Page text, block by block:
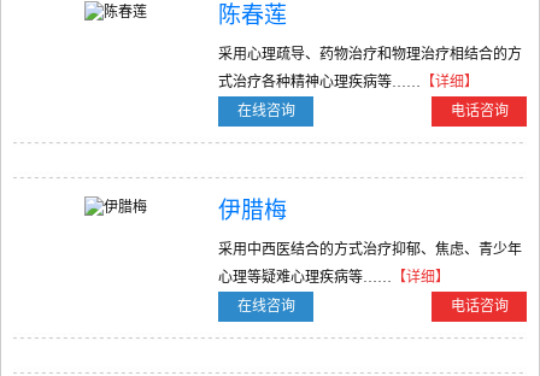
陈春莲
采用心理疏导、药物治疗和物理治疗相结合的方
式治疗各种精神心理疾病等……
【详细】
在线咨询
电话咨询
伊腊梅
采用中西医结合的方式治疗抑郁、焦虑、青少年
心理等疑难心理疾病等……
【详细】
在线咨询
电话咨询